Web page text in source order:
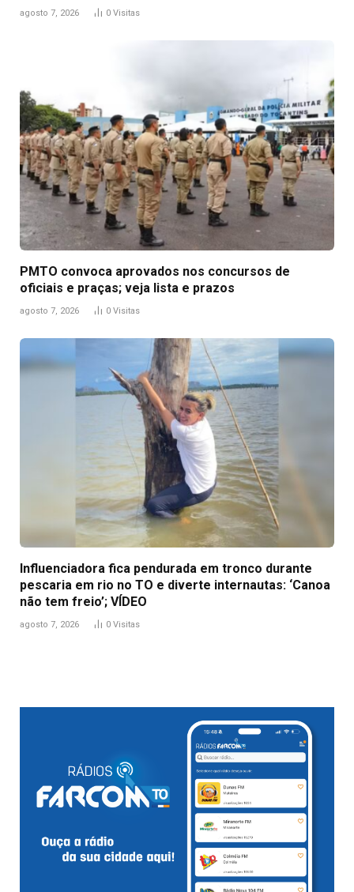
agosto 7, 2026 0 Visitas
PMTO convoca aprovados nos concursos de
oficiais e praças; veja lista e prazos
agosto 7, 2026 0 Visitas
Influenciadora fica pendurada em tronco durante
pescaria em rio no TO e diverte internautas: ‘Canoa
não tem freio’; VÍDEO
agosto 7, 2026 0 Visitas